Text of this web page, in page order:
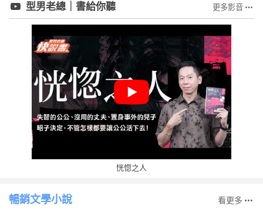
型男老總｜書給你聽 更多影音
恍惚之人
暢銷文學小說 看更多